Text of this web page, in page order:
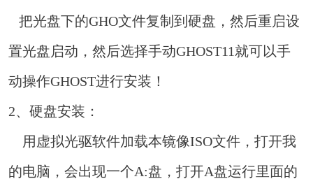
把光盘下的GHO文件复制到硬盘，然后重启设
置光盘启动，然后选择手动GHOST11就可以手
动操作GHOST进行安装！
2、硬盘安装：
用虚拟光驱软件加载本镜像ISO文件，打开我
的电脑，会出现一个A:盘，打开A盘运行里面的